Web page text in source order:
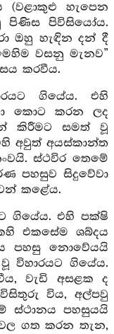
හැපෙන
පිණිස පිවිසියෝය.
ඔහු හැඳින දන් දී
වසනු මැනව”
කරවීය.
ගියේය. එහි
කොට කරන ලද
කිරීමට සමත් වූ
අවුත් අයස්කාන්ත
ස්ථවිර තෙමේ
පහසුව සිදුවේවා
කළේය.
ගියේය. එහි පක්ෂි
එකසේම ශබ්දය
පහසු නොවේයයි
විහාරයට ගියේය.
වැඩි අසළක ද
විය, අල්පවු
ස්ථානය පහසුයයි
ගත කරන තැන,